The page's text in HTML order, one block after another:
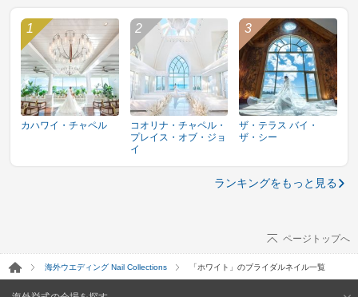
カハワイ・チャペル
コオリナ・チャペル・
プレイス・オブ・ジョ
イ
ザ・テラス バイ・
ザ・シー
ランキングをもっと見る
ページトップへ
海外ウエディング Nail Collections 「ホワイト」のブライダルネイル一覧